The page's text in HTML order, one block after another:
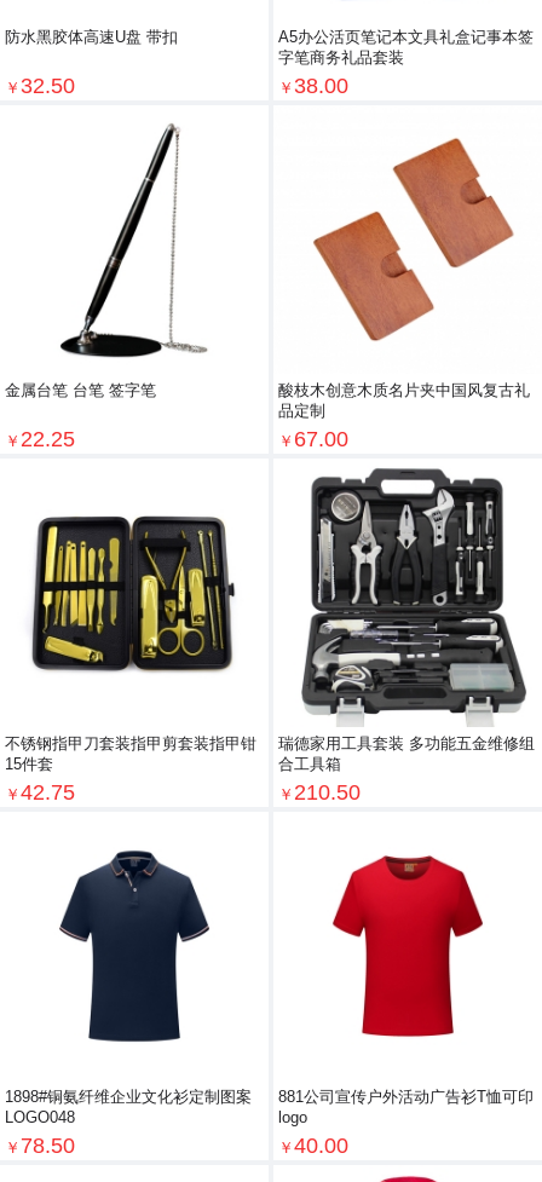
防水黑胶体高速U盘 带扣
￥ 32.50
A5办公活页笔记本文具礼盒记事本签
字笔商务礼品套装
￥ 38.00
金属台笔 台笔 签字笔
￥ 22.25
酸枝木创意木质名片夹中国风复古礼
品定制
￥ 67.00
不锈钢指甲刀套装指甲剪套装指甲钳
15件套
￥ 42.75
瑞德家用工具套装 多功能五金维修组
合工具箱
￥ 210.50
1898#铜氨纤维企业文化衫定制图案
LOGO048
￥ 78.50
881公司宣传户外活动广告衫T恤可印
logo
￥ 40.00